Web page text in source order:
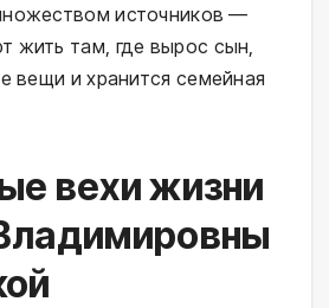
источников —
жить там, где вырос сын,
вещи и хранится семейная
вехи жизни